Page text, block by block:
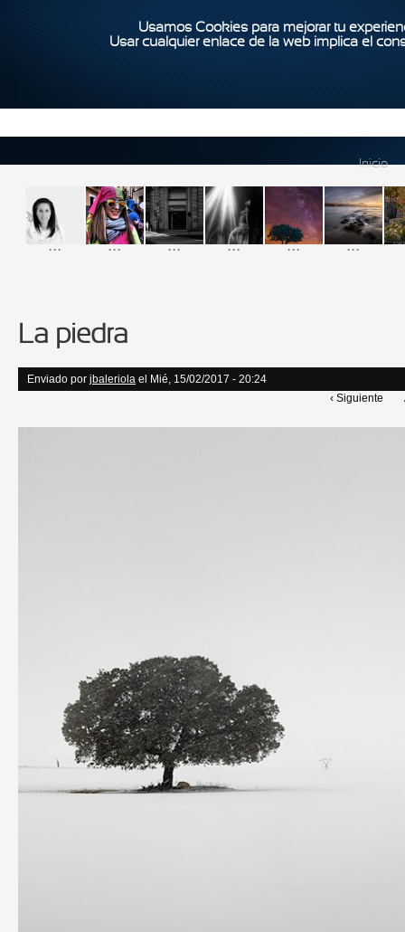
Usamos Cookies para mejorar tu
Usar cualquier enlace de la web implica el
Inicio
... ... ... ... ... ...
La piedra
Enviado por jbaleriola el Mié, 15/02/2017 - 20:24
‹ Siguiente